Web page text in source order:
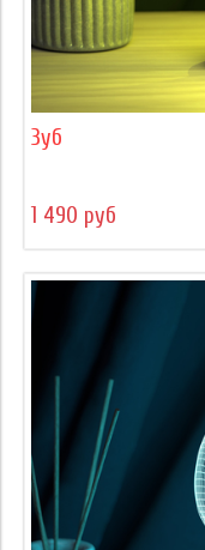
Зуб
1 490 руб